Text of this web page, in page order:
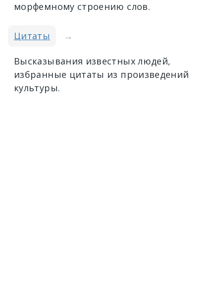
морфемному строению слов.
Цитаты →
Высказывания известных людей,
избранные цитаты из произведений
культуры.